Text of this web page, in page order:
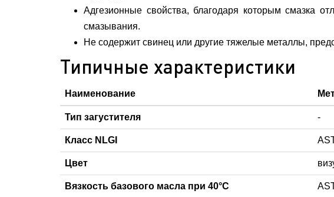
Адгезионные свойства, благодаря которым смазка
смазывания.
Не содержит свинец или другие тяжелые металлы,
Типичные характеристики
Наименование
Тип загустителя -
Класс NLGI
Цвет
Вязкость базового масла при 40°C